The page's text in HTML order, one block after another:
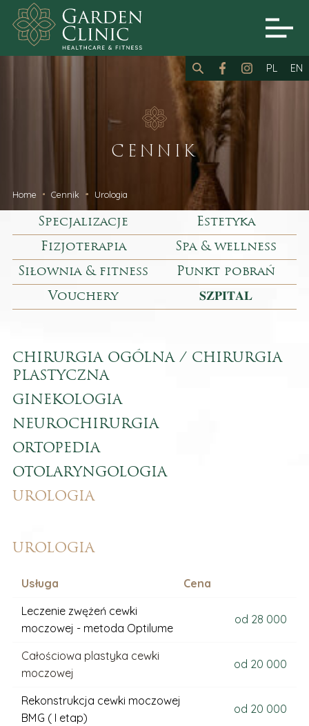
PL EN
CENNIK
Home Cennik Urologia
Specjalizacje Estetyka
Fizjoterapia Spa & wellness
Siłownia & fitness Punkt pobrań
Vouchery 𝐒𝐙𝐏𝐈𝐓𝐀𝐋
CHIRURGIA OGÓLNA / CHIRURGIA
PLASTYCZNA
GINEKOLOGIA
NEUROCHIRURGIA
ORTOPEDIA
OTOLARYNGOLOGIA
UROLOGIA
UROLOGIA
Usługa
Cena
Leczenie zwężeń cewki
moczowej - metoda Optilume
od 28 000
Całościowa plastyka cewki
moczowej
od 20 000
Rekonstrukcja cewki moczowej
BMG ( I etap)
od 20 000